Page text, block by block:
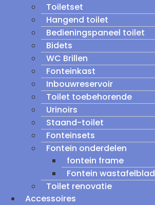
Toiletset
Hangend toilet
Bedieningspaneel toilet
Bidets
WC Brillen
Fonteinkast
Inbouwreservoir
Toilet toebehorende
Urinoirs
Staand-toilet
Fonteinsets
Fontein onderdelen
fontein frame
Fontein wastafelblad
Toilet renovatie
Accessoires